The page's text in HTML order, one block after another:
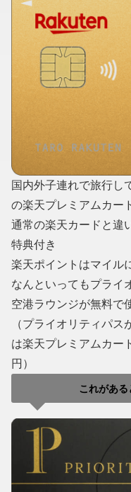
国内外子連れで旅行し
の楽天プレミアムカー
通常の楽天カードと違
特典付き
楽天ポイントはマイル
なんといってもプライ
空港ラウンジが無料で
（プライオリティパ
は楽天プレミアムカ
円）
これがある